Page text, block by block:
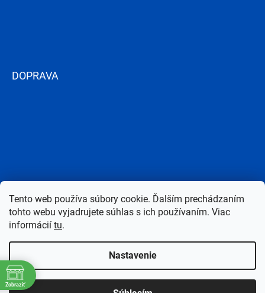
Tento web používa súbory cookie. Ďalším prechádzaním
tohto webu vyjadrujete súhlas s ich používaním. Viac
informácií tu.
Nastavenie
DOPRAVA
Copyright 2026
Upraviť
Zobraziť